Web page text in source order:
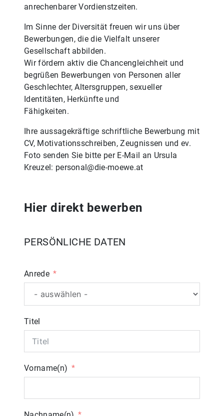
anrechenbarer Vordienstzeiten.
Im Sinne der Diversität freuen wir uns über
Bewerbungen, die die Vielfalt unserer
Gesellschaft abbilden.
Wir fördern aktiv die Chancengleichheit und
begrüßen Bewerbungen von Personen aller
Geschlechter, Altersgruppen, sexueller
Identitäten, Herkünfte und
Fähigkeiten.
Ihre aussagekräftige schriftliche Bewerbung mit
CV, Motivationsschreiben, Zeugnissen und ev.
Foto senden Sie bitte per E-Mail an Ursula
Kreuzel: personal@die-moewe.at
Hier direkt bewerben
PERSÖNLICHE DATEN
Anrede
Titel
Vorname(n)